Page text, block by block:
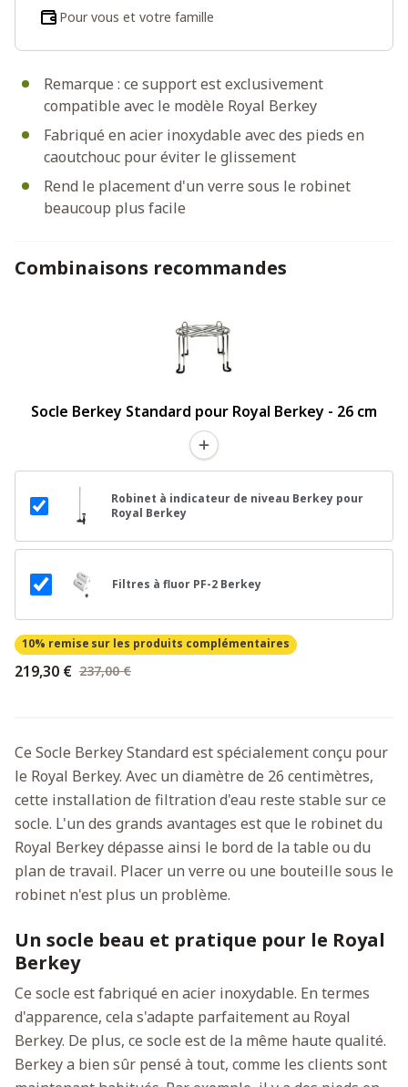
Remarque : ce support est exclusivement
compatible avec le modèle Royal Berkey
Fabriqué en acier inoxydable avec des pieds en
caoutchouc pour éviter le glissement
Rend le placement d'un verre sous le robinet
beaucoup plus facile
Pour vous et votre famille
Combinaisons recommandes
Socle Berkey Standard pour Royal Berkey - 26 cm
Robinet à indicateur de niveau Berkey pour
Royal Berkey
Filtres à fluor PF-2 Berkey
10% remise sur les produits complémentaires
219,30 € 237,00 €
Ce Socle Berkey Standard est spécialement conçu pour
le Royal Berkey. Avec un diamètre de 26 centimètres,
cette installation de filtration d'eau reste stable sur ce
socle. L'un des grands avantages est que le robinet du
Royal Berkey dépasse ainsi le bord de la table ou du
plan de travail. Placer un verre ou une bouteille sous le
robinet n'est plus un problème.
Un socle beau et pratique pour le Royal
Berkey
Ce socle est fabriqué en acier inoxydable. En termes
d'apparence, cela s'adapte parfaitement au Royal
Berkey. De plus, ce socle est de la même haute qualité.
Berkey a bien sûr pensé à tout, comme les clients sont